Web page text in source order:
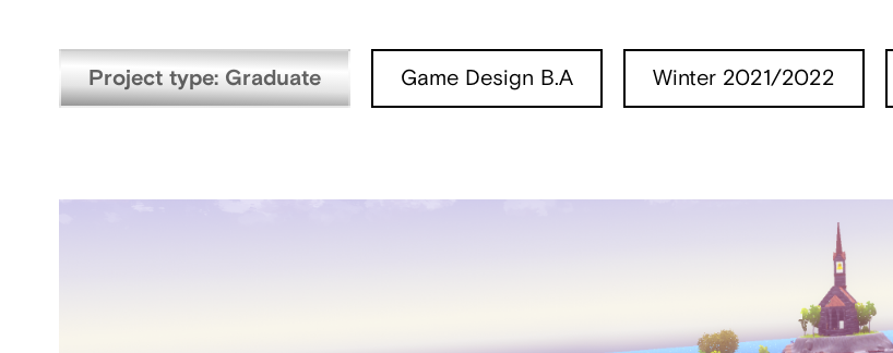
Project type: Graduate Game Design B.A Winter 2021/2022